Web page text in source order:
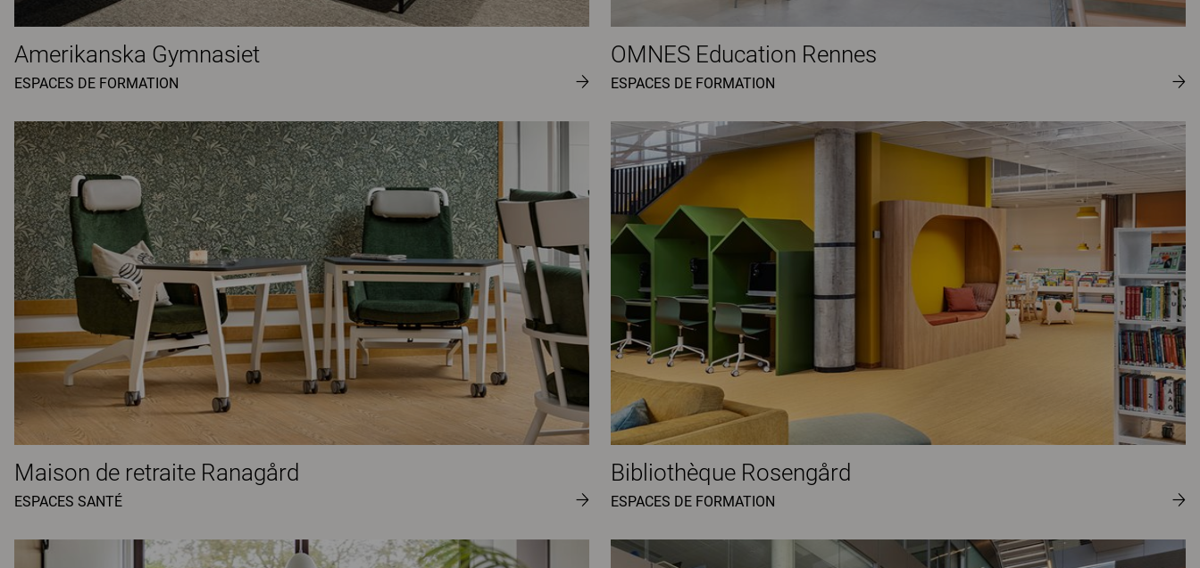
Amerikanska Gymnasiet
ESPACES DE FORMATION
OMNES Education Rennes
ESPACES DE FORMATION
Maison de retraite Ranagård
ESPACES SANTÉ
Bibliothèque Rosengård
ESPACES DE FORMATION